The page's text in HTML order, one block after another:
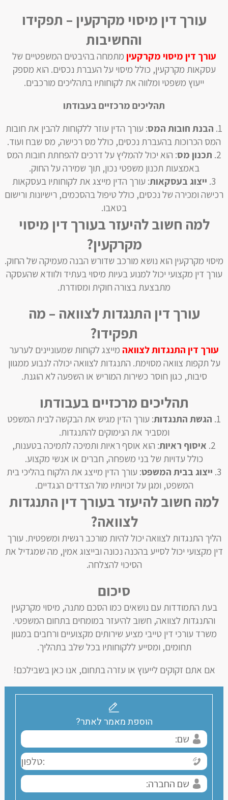
עורך דין מיסוי מקרקעין – תפקידו
והחשיבות
עורך דין מיסוי מקרקעין מתמחה בהיבטים המשפטיים של
עסקאות מקרקעין, כולל מיסוי על העברת נכסים. הוא מספק
ייעוץ משפטי ומלווה את לקוחותיו בתהליכים מורכבים.
תהליכים מרכזיים בעבודתו
הבנת חובות המס: עורך הדין עוזר ללקוחות להבין את חובות
המס הכרוכות בהעברת נכסים, כולל מס רכישה, מס שבח ועוד.
תכנון מס: הוא יכול להמליץ על דרכים להפחתת חובות המס
באמצעות תכנון משפטי נכון, תוך שמירה על החוק.
ייצוג בעסקאות: עורך הדין מייצג את לקוחותיו בעסקאות
רכישה ומכירה של נכסים, כולל טיפול בהסכמים, רישיונות ורישום
בטאבו.
למה חשוב להיעזר בעורך דין מיסוי
מקרקעין?
מיסוי מקרקעין הוא נושא מורכב שדורש הבנה מעמיקה של החוק.
עורך דין מקצועי יכול למנוע בעיות מיסוי בעתיד ולוודא שהעסקה
מתבצעת בצורה חוקית ומסודרת.
עורך דין התנגדות לצוואה – מה
תפקידו?
עורך דין התנגדות לצוואה מייצג לקוחות שמעוניינים לערער
על תקפות צוואה מסוימת. התנגדות לצוואה יכולה לנבוע ממגוון
סיבות, כגון חוסר כשירות המוריש או השפעה לא הוגנת.
תהליכים מרכזיים בעבודתו
הגשת התנגדות: עורך הדין מגיש את הבקשה לבית המשפט
ומסביר את הנימוקים להתנגדות.
איסוף ראיות: הוא אוסף ראיות ותמיכה לתמיכה בטענות,
כולל עדויות של בני משפחה, חברים או אנשי מקצוע.
ייצוג בבית המשפט: עורך הדין מייצג את הלקוח בהליכי בית
המשפט, ומגן על זכויותיו מול הצדדים הנגדיים.
למה חשוב להיעזר בעורך דין התנגדות
לצוואה?
הליך התנגדות לצוואה יכול להיות מורכב רגשית ומשפטית. עורך
דין מקצועי יכול לסייע בהכנה נכונה ובייצוג אמין, מה שמגדיל את
הסיכוי להצלחה.
סיכום
בעת התמודדות עם נושאים כמו הסכם מתנה, מיסוי מקרקעין
והתנגדות לצוואה, חשוב להיעזר במומחים בתחום המשפטי.
משרד עורכי דין טייבי מציע שירותים מקצועיים ורחבים במגוון
תחומים, ומסייע ללקוחותיו בכל שלב בתהליך.
אם אתם זקוקים לייעוץ או עזרה בתחום, אנו כאן בשבילכם!
הוספת מאמר לאתר?